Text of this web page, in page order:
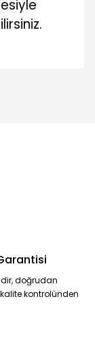
doğrudan
kontrolünden